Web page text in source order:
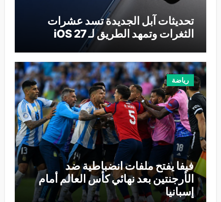
تحديثات آبل الجديدة تسد عشرات
الثغرات وتمهد الطريق لـ iOS 27
رياضة
فيفا يفتح ملفات انضباطية ضد
الأرجنتين بعد نهائي كأس العالم أمام
إسبانيا